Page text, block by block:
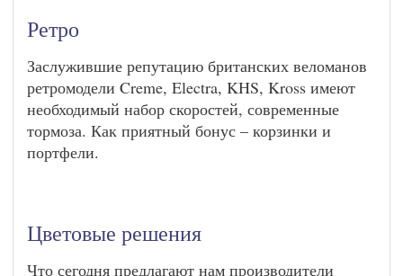
Ретро
Заслужившие репутацию британских веломанов
ретромодели Creme, Electra, KHS, Kross имеют
необходимый набор скоростей, современные
тормоза. Как приятный бонус – корзинки и
портфели.
Цветовые решения
Что сегодня предлагают нам производители